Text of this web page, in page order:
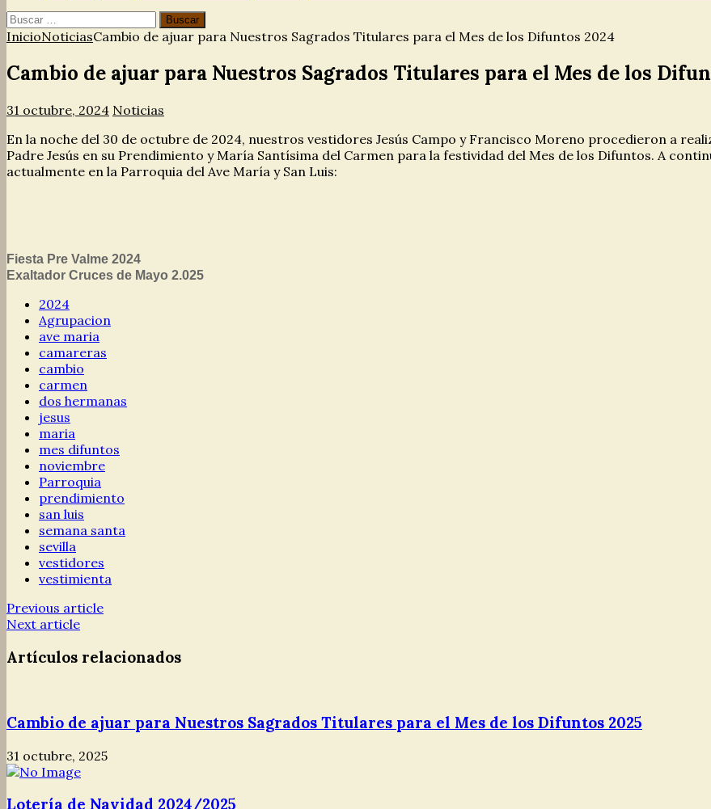
Buscar:
InicioNoticiasCambio de ajuar para Nuestros Sagrados Titulares para el Mes de los Difuntos 2024
Cambio de ajuar para Nuestros Sagrados Titulares para el Mes de los
31 octubre, 2024 Noticias
En la noche del 30 de octubre de 2024, nuestros vestidores Jesús Campo y Francisco Moreno procedieron a
Padre Jesús en su Prendimiento y María Santísima del Carmen para la festividad del Mes de los Difuntos. A
actualmente en la Parroquia del Ave María y San Luis:
Fiesta Pre Valme 2024
Exaltador Cruces de Mayo 2.025
2024
Agrupacion
ave maria
camareras
cambio
carmen
dos hermanas
jesus
maria
mes difuntos
noviembre
Parroquia
prendimiento
san luis
semana santa
sevilla
vestidores
vestimienta
Previous article
Next article
Artículos relacionados
Cambio de ajuar para Nuestros Sagrados Titulares para el Mes de los Difuntos 2025
31 octubre, 2025
Lotería de Navidad 2024/2025